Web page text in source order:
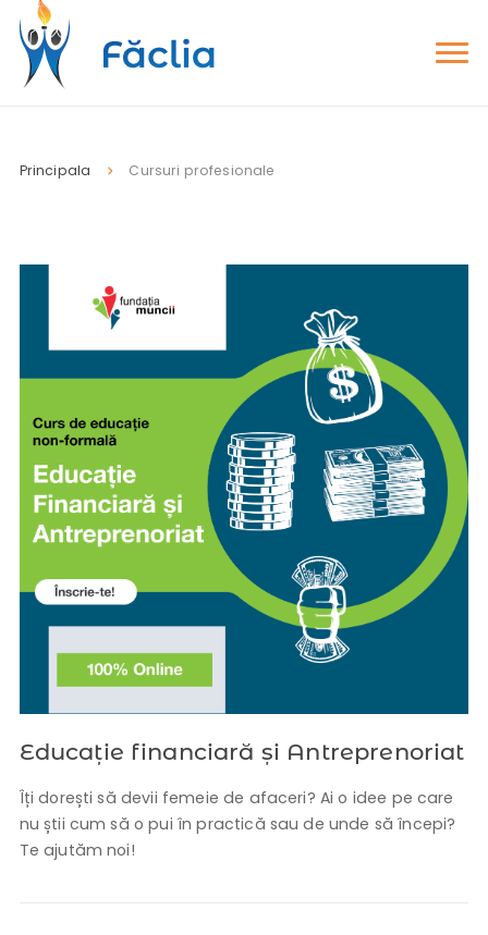
Principala Cursuri profesionale
Educație financiară și Antreprenoriat
Îți dorești să devii femeie de afaceri? Ai o idee pe care
nu știi cum să o pui în practică sau de unde să începi?
Te ajutăm noi!